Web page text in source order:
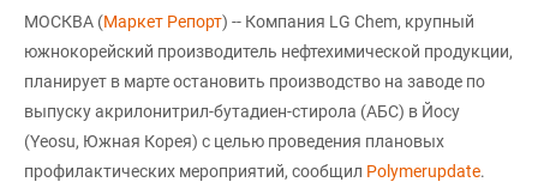
МОСКВА (Маркет Репорт) -- Компания LG Chem, крупный
южнокорейский производитель нефтехимической продукции,
планирует в марте остановить производство на заводе по
выпуску акрилонитрил-бутадиен-стирола (АБС) в Йосу
(Yeosu, Южная Корея) с целью проведения плановых
профилактических мероприятий, сообщил Polymerupdate.